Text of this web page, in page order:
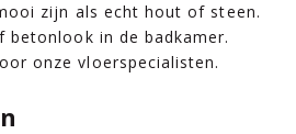
zijn als echt hout of steen.
in de badkamer.
onze vloerspecialisten.